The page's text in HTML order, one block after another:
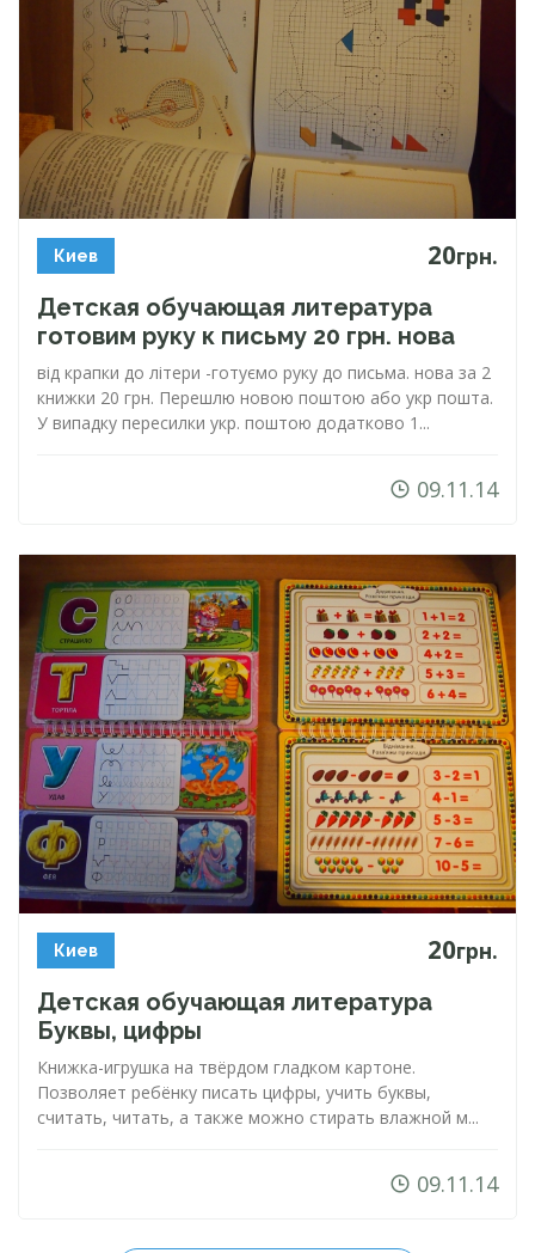
Киев 20грн.
Детская обучающая литература
готовим руку к письму 20 грн. нова
від крапки до літери -готуємо руку до письма. нова за 2
книжки 20 грн. Перешлю новою поштою або укр пошта.
У випадку пересилки укр. поштою додатково 1...
09.11.14
Киев 20грн.
Детская обучающая литература
Буквы, цифры
Книжка-игрушка на твёрдом гладком картоне.
Позволяет ребёнку писать цифры, учить буквы,
считать, читать, а также можно стирать влажной м...
09.11.14